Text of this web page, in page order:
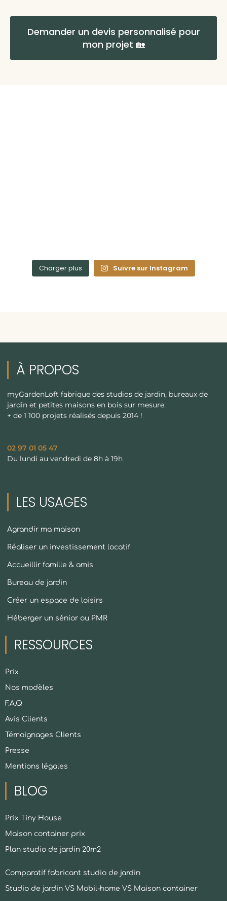
Demander un devis personnalisé pour
mon projet 🏡
Charger plus Suivre sur Instagram
À PROPOS
myGardenLoft fabrique des studios de jardin, bureaux de
jardin et petites maisons en bois sur mesure.
+ de 1 100 projets réalisés depuis 2014 !
02 97 01 05 47
Du lundi au vendredi de 8h à 19h
LES USAGES
Agrandir ma maison
Réaliser un investissement locatif
Accueillir famille & amis
Bureau de jardin
Créer un espace de loisirs
Héberger un sénior ou PMR
RESSOURCES
Prix
Nos modèles
F.A.Q
Avis Clients
Témoignages Clients
Presse
Mentions légales
BLOG
Prix Tiny House
Maison container prix
Plan studio de jardin 20m2
Comparatif fabricant studio de jardin
Studio de jardin VS Mobil-home VS Maison container